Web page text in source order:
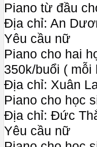
Piano từ đầu
Địa chỉ: An
Yêu cầu nữ
Piano cho hai
350k/buổi ( mỗi
Địa chỉ: Xuân
Piano cho học
Địa chỉ: Đức
Yêu cầu nữ